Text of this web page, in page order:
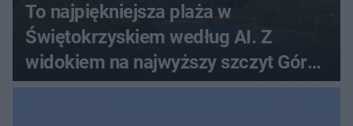
To najpiękniejsza plaża w
Świętokrzyskiem według AI. Z
widokiem na najwyższy szczyt Gór
Świętokrzyskich